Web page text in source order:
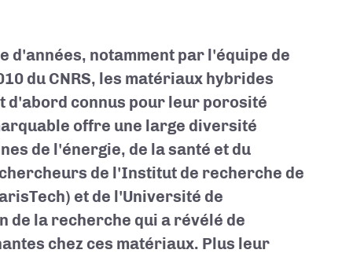
d'années, notamment par l'équipe de
du CNRS, les matériaux hybrides
d'abord connus pour leur porosité
offre une large diversité
de l'énergie, de la santé et du
de l'Institut de recherche de
et de l'Université de
de la recherche qui a révélé de
chez ces matériaux. Plus leur